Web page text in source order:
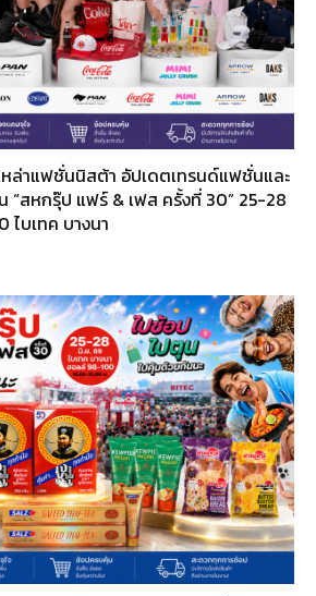
ล่าแฟชั่นนิสต้า อัปเดตเทรนด์แฟชั่นและ
“สหกรุ๊ป แฟร์ & เฟส ครั้งที่ 30” 25-28
บเทค บางนา